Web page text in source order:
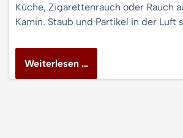
Küche, Zigarettenrauch oder Rauch
Kamin. Staub und Partikel in der Luft
Weiterlesen …